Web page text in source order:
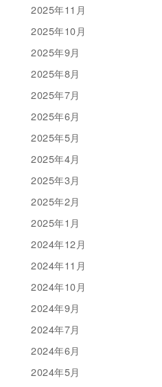
2025年11月
2025年10月
2025年9月
2025年8月
2025年7月
2025年6月
2025年5月
2025年4月
2025年3月
2025年2月
2025年1月
2024年12月
2024年11月
2024年10月
2024年9月
2024年7月
2024年6月
2024年5月